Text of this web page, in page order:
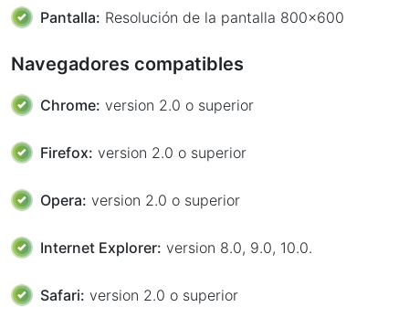
Pantalla: Resolución de la pantalla 800x600
Navegadores compatibles
Chrome: version 2.0 o superior
Firefox: version 2.0 o superior
Opera: version 2.0 o superior
Internet Explorer: version 8.0, 9.0, 10.0.
Safari: version 2.0 o superior